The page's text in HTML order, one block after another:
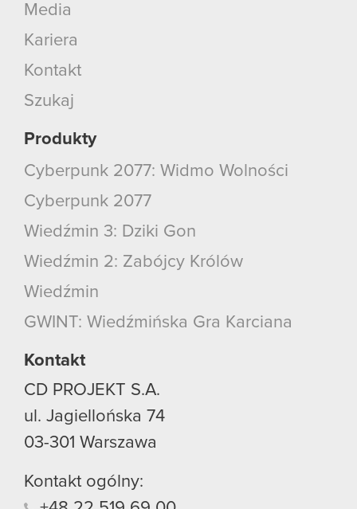
Media
Kariera
Kontakt
Szukaj
Produkty
Cyberpunk 2077: Widmo Wolności
Cyberpunk 2077
Wiedźmin 3: Dziki Gon
Wiedźmin 2: Zabójcy Królów
Wiedźmin
GWINT: Wiedźmińska Gra Karciana
Kontakt
CD PROJEKT S.A.
ul. Jagiellońska 74
03-301 Warszawa
Kontakt ogólny: